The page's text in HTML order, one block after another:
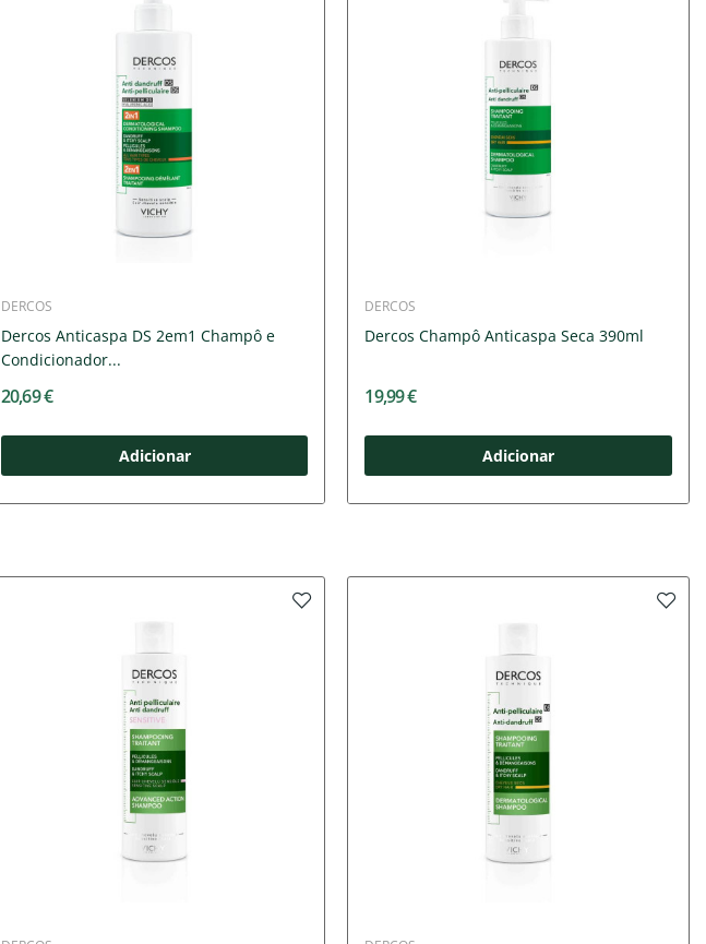
DERCOS
Dercos Anticaspa DS 2em1 Champô e
Condicionador...
20,69 €
Adicionar
DERCOS
Dercos Champô Anticaspa Seca 390ml
19,99 €
Adicionar